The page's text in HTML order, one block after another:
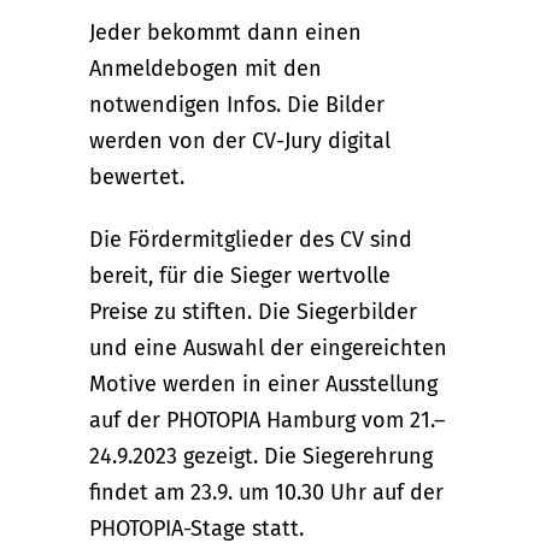
Jeder bekommt dann einen
Anmeldebogen mit den
notwendigen Infos. Die Bilder
werden von der CV-Jury digital
bewertet.
Die Fördermitglieder des CV sind
bereit, für die Sieger wertvolle
Preise zu stiften. Die Siegerbilder
und eine Auswahl der eingereichten
Motive werden in einer Ausstellung
auf der PHOTOPIA Hamburg vom 21.–
24.9.2023 gezeigt. Die Siegerehrung
findet am 23.9. um 10.30 Uhr auf der
PHOTOPIA-Stage statt.